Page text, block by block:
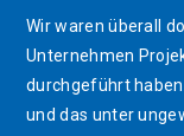
Wir waren überall
Unternehmen
durchgeführt
und das unter